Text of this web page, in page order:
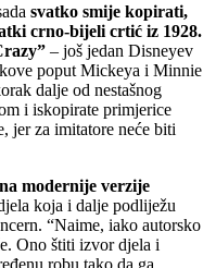
svatko smije kopirati,
crno-bijeli crtić iz 1928.
– još jedan Disneyev
poput Mickeya i Minnie
dalje od nestašnog
i iskopirate primjerice
jer za imitatore neće biti
modernije verzije
koja i dalje podliježu
“Naime, iako autorsko
Ono štiti izvor djela i
robu tako da ga